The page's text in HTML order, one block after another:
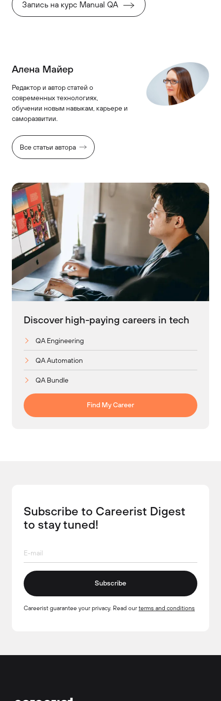
Запись на курс Manual QA
Алена Майер
Редактор и автор статей о
современных технологиях,
обучении новым навыкам, карьере и
саморазвитии.
Все статьи автора
Discover high-paying careers in tech
QA Engineering
QA Automation
QA Bundle
Find My Career
Subscribe to Careerist Digest
to stay tuned!
Subscribe
Careerist guarantee your privacy. Read our terms and conditions